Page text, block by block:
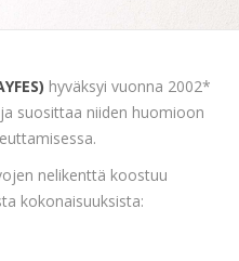
hyväksyi vuonna 2002*
suosittaa niiden huomioon
nelikenttä koostuu
kokonaisuuksista: